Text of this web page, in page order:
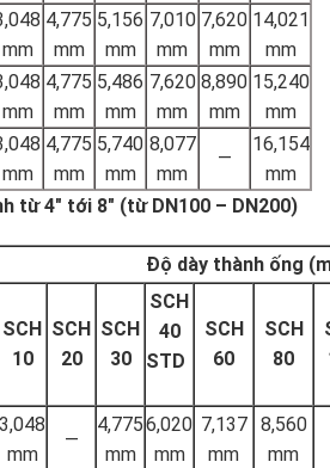
mm
4,775
mm
5,156
mm
7,010
mm
7,620
mm
14,021
mm
mm
4,775
mm
5,486
mm
7,620
mm
8,890
mm
15,240
mm
mm
4,775
mm
5,740
mm
8,077
mm
—
16,154
mm
từ 4″ tới 8″ (từ DN100 – DN200)
Độ dày thành ống
SCH
10
SCH
20
SCH
30
SCH
40
STD
SCH
60
SCH
80
3,048
mm
—
4,775
mm
6,020
mm
7,137
mm
8,560
mm